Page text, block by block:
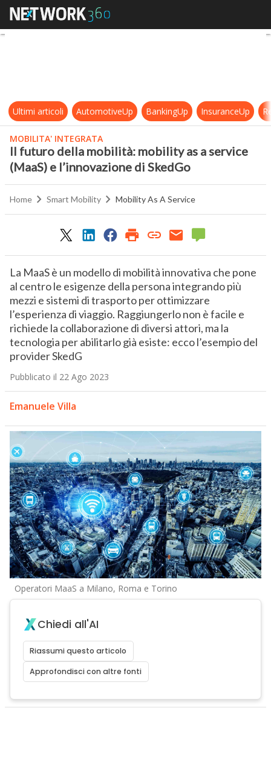
Il futuro della mobilità: mobility as
Ultimi articoli AutomotiveUp BankingUp InsuranceUp
MOBILITA' INTEGRATA
Il futuro della mobilità: mobility as a service
(MaaS) e l’innovazione di SkedGo
Home Smart Mobility Mobility As A Service
La MaaS è un modello di mobilità innovativa che pone
al centro le esigenze della persona integrando più
mezzi e sistemi di trasporto per ottimizzare
l’esperienza di viaggio. Raggiungerlo non è facile e
richiede la collaborazione di diversi attori, ma la
tecnologia per abilitarlo già esiste: ecco l’esempio del
provider SkedG
Pubblicato il 22 Ago 2023
Emanuele Villa
Operatori MaaS a Milano, Roma e Torino
Chiedi all'AI
Riassumi questo articolo
Approfondisci con altre fonti